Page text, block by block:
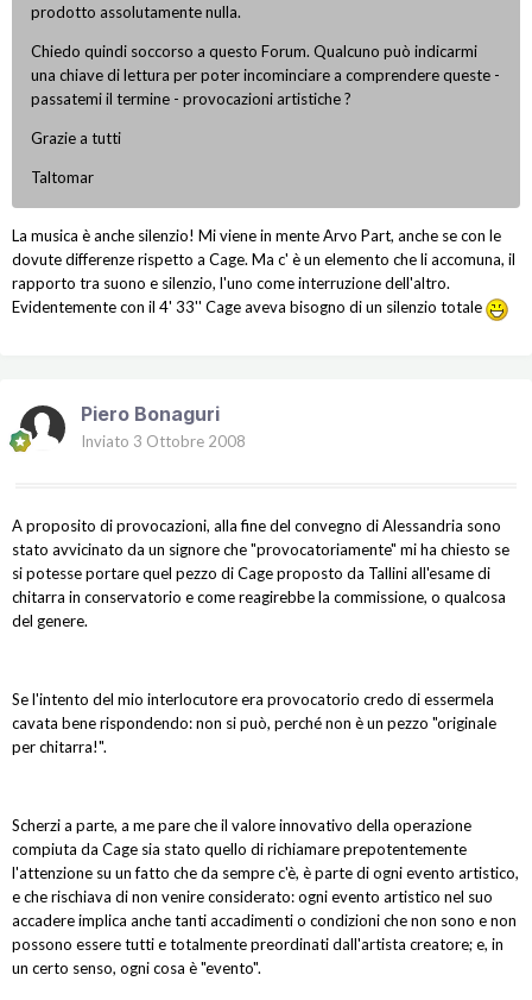
prodotto assolutamente nulla.
Chiedo quindi soccorso a questo Forum. Qualcuno può indicarmi
una chiave di lettura per poter incominciare a comprendere queste -
passatemi il termine - provocazioni artistiche ?
Grazie a tutti
Taltomar
La musica è anche silenzio! Mi viene in mente Arvo Part, anche se con le
dovute differenze rispetto a Cage. Ma c' è un elemento che li accomuna, il
rapporto tra suono e silenzio, l'uno come interruzione dell'altro.
Evidentemente con il 4' 33'' Cage aveva bisogno di un silenzio totale
Piero Bonaguri
Inviato 3 Ottobre 2008
A proposito di provocazioni, alla fine del convegno di Alessandria sono
stato avvicinato da un signore che "provocatoriamente" mi ha chiesto se
si potesse portare quel pezzo di Cage proposto da Tallini all'esame di
chitarra in conservatorio e come reagirebbe la commissione, o qualcosa
del genere.
Se l'intento del mio interlocutore era provocatorio credo di essermela
cavata bene rispondendo: non si può, perché non è un pezzo "originale
per chitarra!".
Scherzi a parte, a me pare che il valore innovativo della operazione
compiuta da Cage sia stato quello di richiamare prepotentemente
l'attenzione su un fatto che da sempre c'è, è parte di ogni evento artistico,
e che rischiava di non venire considerato: ogni evento artistico nel suo
accadere implica anche tanti accadimenti o condizioni che non sono e non
possono essere tutti e totalmente preordinati dall'artista creatore; e, in
un certo senso, ogni cosa è "evento".